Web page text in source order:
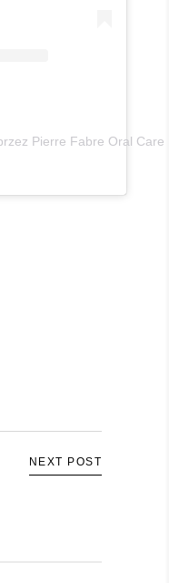
Pierre Fabre Oral
NEXT POST